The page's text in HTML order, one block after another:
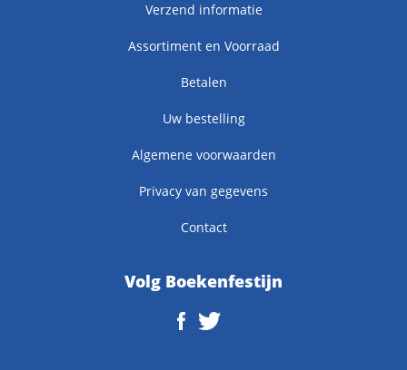
Verzend informatie
Assortiment en Voorraad
Betalen
Uw bestelling
Algemene voorwaarden
Privacy van gegevens
Contact
Volg Boekenfestijn